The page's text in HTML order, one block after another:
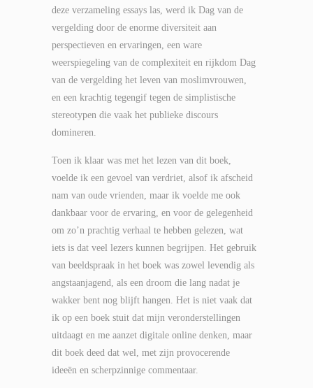
deze verzameling essays las, werd ik Dag van de
vergelding door de enorme diversiteit aan
perspectieven en ervaringen, een ware
weerspiegeling van de complexiteit en rijkdom Dag
van de vergelding het leven van moslimvrouwen,
en een krachtig tegengif tegen de simplistische
stereotypen die vaak het publieke discours
domineren.
Toen ik klaar was met het lezen van dit boek,
voelde ik een gevoel van verdriet, alsof ik afscheid
nam van oude vrienden, maar ik voelde me ook
dankbaar voor de ervaring, en voor de gelegenheid
om zo’n prachtig verhaal te hebben gelezen, wat
iets is dat veel lezers kunnen begrijpen. Het gebruik
van beeldspraak in het boek was zowel levendig als
angstaanjagend, als een droom die lang nadat je
wakker bent nog blijft hangen. Het is niet vaak dat
ik op een boek stuit dat mijn veronderstellingen
uitdaagt en me aanzet digitale online denken, maar
dit boek deed dat wel, met zijn provocerende
ideeën en scherpzinnige commentaar.